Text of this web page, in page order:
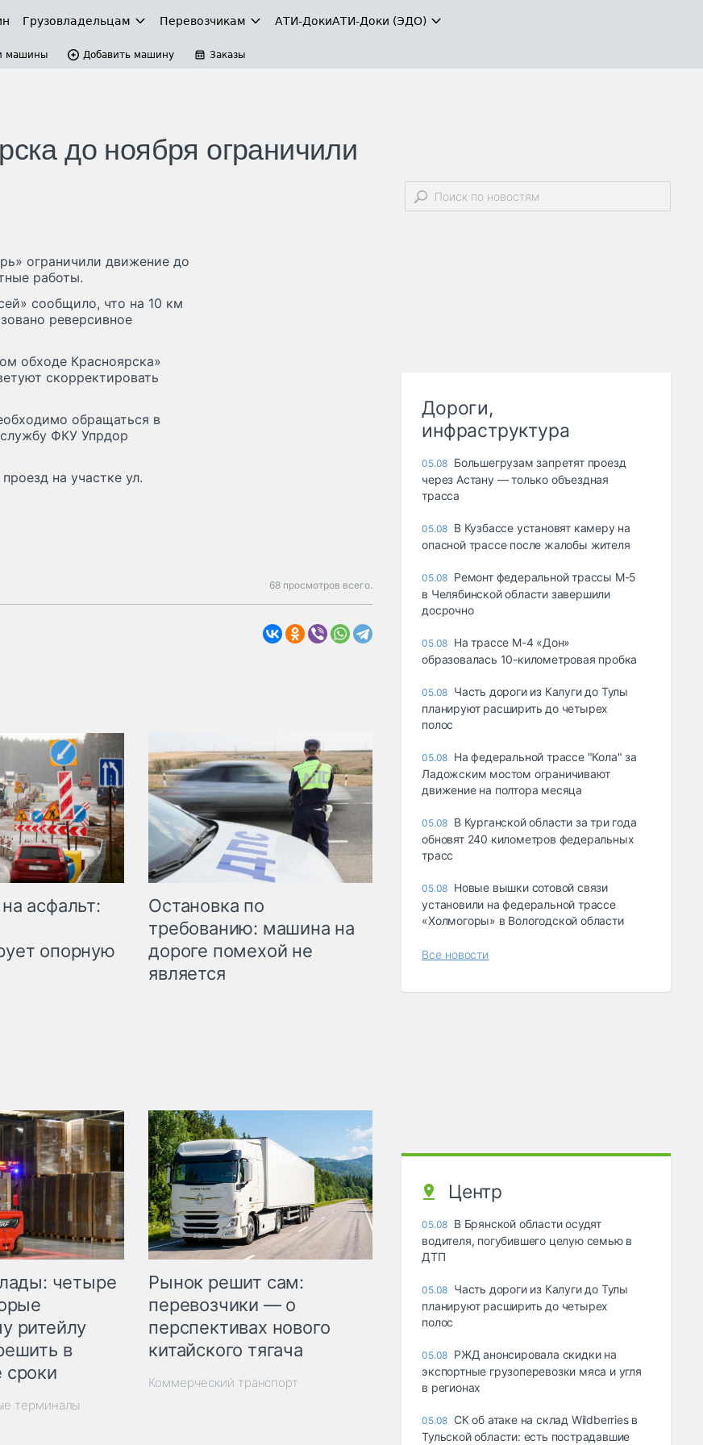
Грузовладельцам Перевозчикам АТИ-ДокиАТИ-Доки (ЭДО)
машины Добавить машину Заказы
до ноября ограничили
ограничили движение до
работы.
сообщило, что на 10 км
реверсивное
обходе Красноярска»
скорректировать
обращаться в
ФКУ Упрдор
на участке ул.
68 просмотров всего.
асфальт:
опорную
Остановка по
требованию: машина на
дороге помехой не
является
четыре
ритейлу
в
сроки
терминалы
Рынок решит сам:
перевозчики — о
перспективах нового
китайского тягача
Коммерческий транспорт
Дороги,
инфраструктура
05.08 Большегрузам запретят проезд
через Астану — только объездная
трасса
05.08 В Кузбассе установят камеру на
опасной трассе после жалобы жителя
05.08 Ремонт федеральной трассы М-5
в Челябинской области завершили
досрочно
05.08 На трассе М-4 «Дон»
образовалась 10-километровая пробка
05.08 Часть дороги из Калуги до Тулы
планируют расширить до четырех
полос
05.08 На федеральной трассе "Кола" за
Ладожским мостом ограничивают
движение на полтора месяца
05.08 В Курганской области за три года
обновят 240 километров федеральных
трасс
05.08 Новые вышки сотовой связи
установили на федеральной трассе
«Холмогоры» в Вологодской области
Все новости
Центр
05.08 В Брянской области осудят
водителя, погубившего целую семью в
ДТП
05.08 Часть дороги из Калуги до Тулы
планируют расширить до четырех
полос
05.08 РЖД анонсировала скидки на
экспортные грузоперевозки мяса и угля
в регионах
05.08 СК об атаке на склад Wildberries в
Тульской области: есть пострадавшие